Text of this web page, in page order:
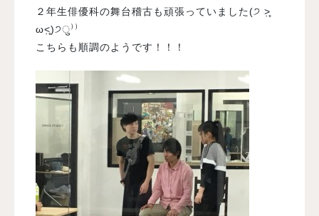
２年生俳優科の舞台稽古も頑張っていました(੭ ˃̣̣̥
ω˂̣̣̥)੭ु⁾⁾
こちらも順調のようです！！！